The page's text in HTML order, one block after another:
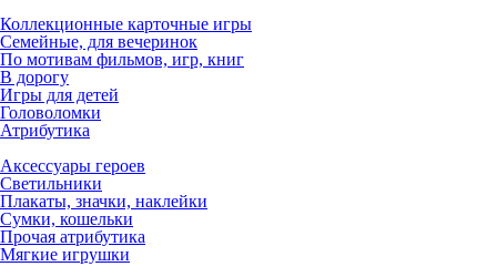
Коллекционные карточные игры
Семейные, для вечеринок
По мотивам фильмов, игр, книг
В дорогу
Игры для детей
Головоломки
Атрибутика
Аксессуары героев
Светильники
Плакаты, значки, наклейки
Сумки, кошельки
Прочая атрибутика
Мягкие игрушки